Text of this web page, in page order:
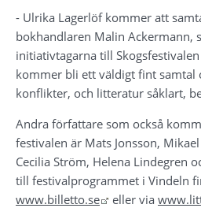
- Ulrika Lagerlöf kommer att
bokhandlaren Malin Ackermann,
initiativtagarna till
kommer bli ett väldigt fint samtal
konflikter, och litteratur såklart,
Andra författare som också
festivalen är Mats Jonsson,
Cecilia Ström, Helena Lindegren
www.billetto.se
Länk till annan
eller via